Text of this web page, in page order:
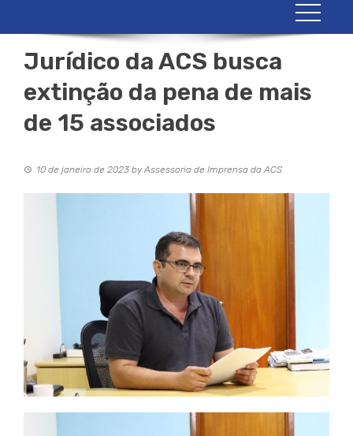
Jurídico da ACS busca
extinção da pena de mais
de 15 associados
10 de janeiro de 2023 byAssessoria de Imprensa da ACS